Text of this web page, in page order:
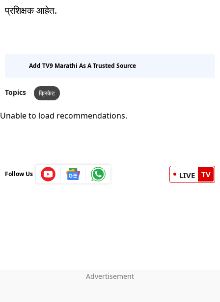
प्रशिक्षक आहेत.
Add TV9 Marathi As A Trusted Source
Topics क्रिकेट
Unable to load recommendations.
Follow Us LIVE TV